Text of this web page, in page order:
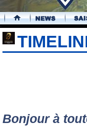
.
Bonjour à